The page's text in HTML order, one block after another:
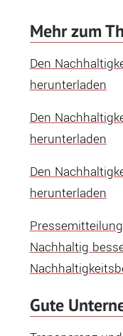
Mehr zum
Den
herunterladen
Den
herunterladen
Den
herunterladen
Nachhaltig
Gute